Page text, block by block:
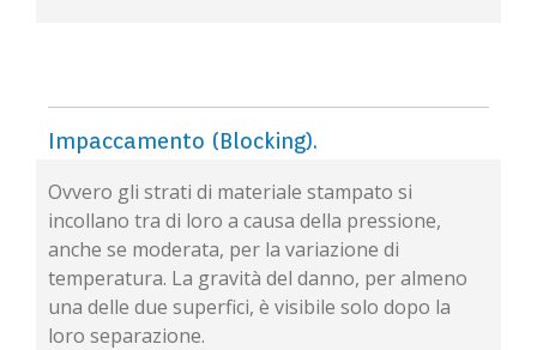
Impaccamento (Blocking).
Ovvero gli strati di materiale stampato si
incollano tra di loro a causa della pressione,
anche se moderata, per la variazione di
temperatura. La gravità del danno, per almeno
una delle due superfici, è visibile solo dopo la
loro separazione.